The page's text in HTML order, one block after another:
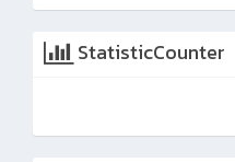
StatisticCounter